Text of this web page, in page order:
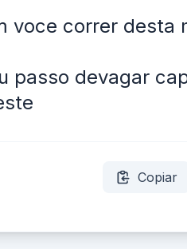
voce correr desta
passo devagar
Copiar